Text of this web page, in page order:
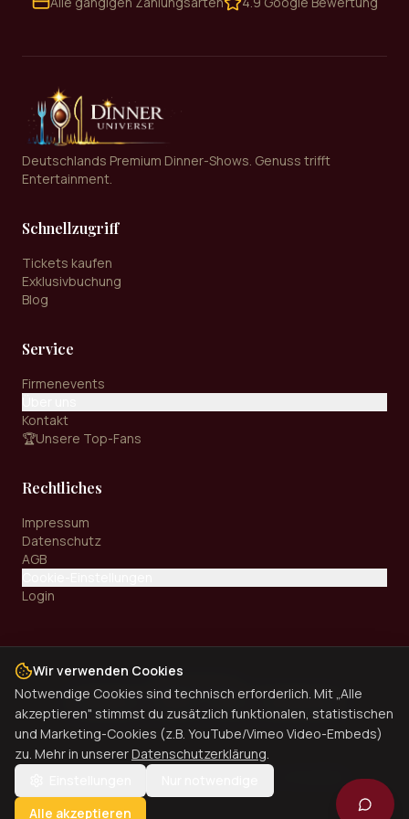
Wir verwenden Cookies
Notwendige Cookies sind technisch erforderlich. Mit „Alle
akzeptieren" stimmst du zusätzlich funktionalen, statistischen
und Marketing-Cookies (z.B. YouTube/Vimeo Video-Embeds)
zu. Mehr in unsererDatenschutzerklärung.
Alle akzeptieren
Deutschlands Premium Dinner-Shows. Genuss trifft
Entertainment.
Schnellzugriff
Tickets kaufen
Exklusivbuchung
Blog
Service
Firmenevents
Kontakt
🏆Unsere Top-Fans
Rechtliches
Impressum
Datenschutz
AGB
Login
Zahlungsarten:
Kreditkarte PayPal SEPA Überweisung
Dinner Universe. Alle Rechte vorbehalten.